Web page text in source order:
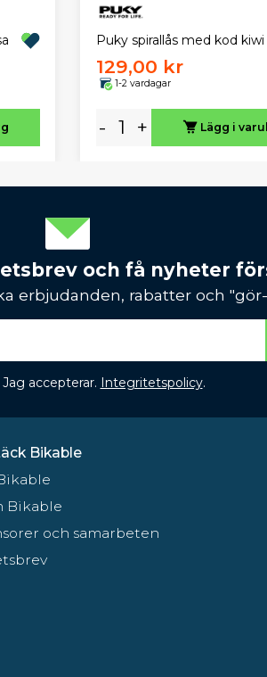
Puky spirallås med kod kiwi
129,00 kr
1-2 vardagar
- + Lägg i
och få nyheter
erbjudanden, rabatter och
accepterar. Integritetspolicy.
Bikable
Bikable
och samarbeten